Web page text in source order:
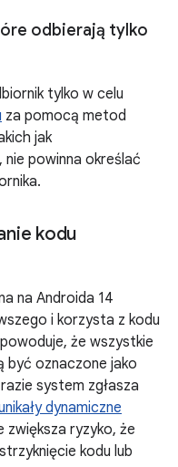
odbierają tylko
tylko w celu
za pomocą metod
jak
, nie powinna określać
kodu
na Androida 14
i korzysta z kodu
że wszystkie
być oznaczone jako
system zgłasza
dynamiczne
zwiększa ryzyko, że
kodu lub